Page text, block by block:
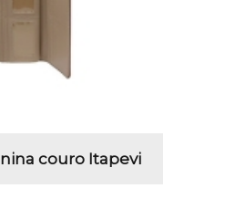
couro Itapevi